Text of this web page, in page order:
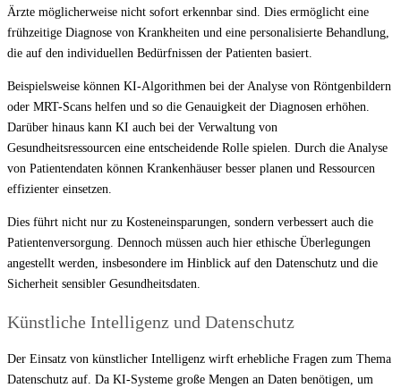
Ärzte möglicherweise nicht sofort erkennbar sind. Dies ermöglicht eine
frühzeitige Diagnose von Krankheiten und eine personalisierte Behandlung,
die auf den individuellen Bedürfnissen der Patienten basiert.
Beispielsweise können KI-Algorithmen bei der Analyse von Röntgenbildern
oder MRT-Scans helfen und so die Genauigkeit der Diagnosen erhöhen.
Darüber hinaus kann KI auch bei der Verwaltung von
Gesundheitsressourcen eine entscheidende Rolle spielen. Durch die Analyse
von Patientendaten können Krankenhäuser besser planen und Ressourcen
effizienter einsetzen.
Dies führt nicht nur zu Kosteneinsparungen, sondern verbessert auch die
Patientenversorgung. Dennoch müssen auch hier ethische Überlegungen
angestellt werden, insbesondere im Hinblick auf den Datenschutz und die
Sicherheit sensibler Gesundheitsdaten.
Künstliche Intelligenz und Datenschutz
Der Einsatz von künstlicher Intelligenz wirft erhebliche Fragen zum Thema
Datenschutz auf. Da KI-Systeme große Mengen an Daten benötigen, um